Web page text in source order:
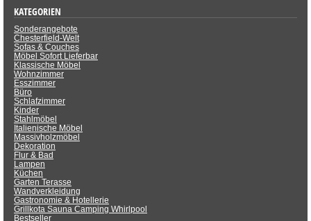
KATEGORIEN
Sonderangebote
Chesterfield-Welt
Sofas & Couches
Möbel Sofort Lieferbar
Klassische Möbel
Wohnzimmer
Esszimmer
Büro
Schlafzimmer
Kinder
Stahlmöbel
Italienische Möbel
Massivholzmöbel
Dekoration
Flur & Bad
Lampen
Küchen
Garten Terasse
Wandverkleidung
Gastronomie & Hotellerie
Grillkota Sauna Camping Whirlpool
Bestseller